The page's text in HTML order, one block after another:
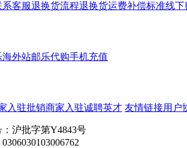
系客服退换货流程退换货运费补偿标准线下
海外站邮乐代购手机充值
入驻批销商家入驻诚聘英才 友情链接用户
沪批字第Y4843号